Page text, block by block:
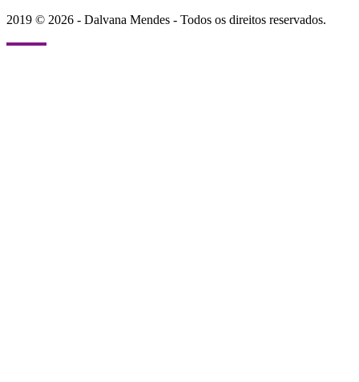
2019 © 2026 - Dalvana Mendes - Todos os direitos reservados.